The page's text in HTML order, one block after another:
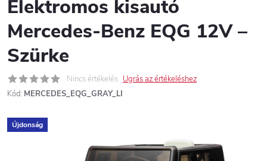
Elektromos kisautó
Mercedes-Benz EQG 12V –
Szürke
Nincs értékelés Ugrás az értékeléshez
Kód: MERCEDES_EQG_GRAY_LI
Újdonság